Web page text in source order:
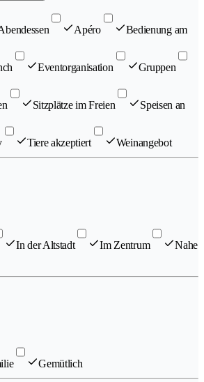
Apéro Bedienung am
Eventorganisation Gruppen
Sitzplätze im Freien Speisen an
Tiere akzeptiert Weinangebot
In der Altstadt Im Zentrum
Nahe
Gemütlich